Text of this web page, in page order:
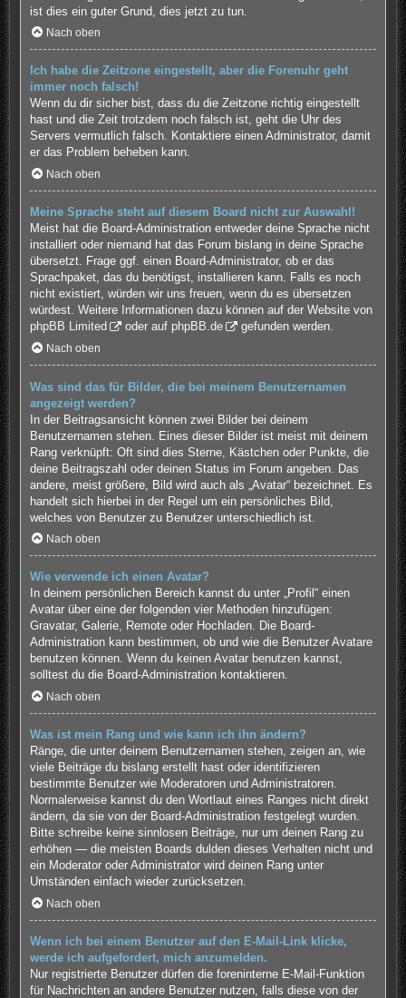
ist dies ein guter Grund, dies jetzt zu tun.
Nach oben
Ich habe die Zeitzone eingestellt, aber die Forenuhr geht
immer noch falsch!
Wenn du dir sicher bist, dass du die Zeitzone richtig eingestellt
hast und die Zeit trotzdem noch falsch ist, geht die Uhr des
Servers vermutlich falsch. Kontaktiere einen Administrator, damit
er das Problem beheben kann.
Nach oben
Meine Sprache steht auf diesem Board nicht zur Auswahl!
Meist hat die Board-Administration entweder deine Sprache nicht
installiert oder niemand hat das Forum bislang in deine Sprache
übersetzt. Frage ggf. einen Board-Administrator, ob er das
Sprachpaket, das du benötigst, installieren kann. Falls es noch
nicht existiert, würden wir uns freuen, wenn du es übersetzen
würdest. Weitere Informationen dazu können auf der Website von
phpBB Limited
oder auf phpBB.de gefunden werden.
Nach oben
Was sind das für Bilder, die bei meinem Benutzernamen
angezeigt werden?
In der Beitragsansicht können zwei Bilder bei deinem
Benutzernamen stehen. Eines dieser Bilder ist meist mit deinem
Rang verknüpft: Oft sind dies Sterne, Kästchen oder Punkte, die
deine Beitragszahl oder deinen Status im Forum angeben. Das
andere, meist größere, Bild wird auch als „Avatar“ bezeichnet. Es
handelt sich hierbei in der Regel um ein persönliches Bild,
welches von Benutzer zu Benutzer unterschiedlich ist.
Nach oben
Wie verwende ich einen Avatar?
In deinem persönlichen Bereich kannst du unter „Profil“ einen
Avatar über eine der folgenden vier Methoden hinzufügen:
Gravatar, Galerie, Remote oder Hochladen. Die Board-
Administration kann bestimmen, ob und wie die Benutzer Avatare
benutzen können. Wenn du keinen Avatar benutzen kannst,
solltest du die Board-Administration kontaktieren.
Nach oben
Was ist mein Rang und wie kann ich ihn ändern?
Ränge, die unter deinem Benutzernamen stehen, zeigen an, wie
viele Beiträge du bislang erstellt hast oder identifizieren
bestimmte Benutzer wie Moderatoren und Administratoren.
Normalerweise kannst du den Wortlaut eines Ranges nicht direkt
ändern, da sie von der Board-Administration festgelegt wurden.
Bitte schreibe keine sinnlosen Beiträge, nur um deinen Rang zu
erhöhen — die meisten Boards dulden dieses Verhalten nicht und
ein Moderator oder Administrator wird deinen Rang unter
Umständen einfach wieder zurücksetzen.
Nach oben
Wenn ich bei einem Benutzer auf den E-Mail-Link klicke,
werde ich aufgefordert, mich anzumelden.
Nur registrierte Benutzer dürfen die foreninterne E-Mail-Funktion
für Nachrichten an andere Benutzer nutzen, falls diese von der